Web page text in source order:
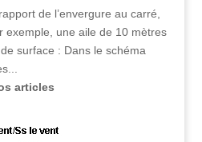
de l’envergure au carré,
exemple, une aile de 10 mètres
surface : Dans le schéma
articles